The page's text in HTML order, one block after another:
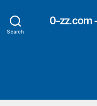
Search
0-zz.com